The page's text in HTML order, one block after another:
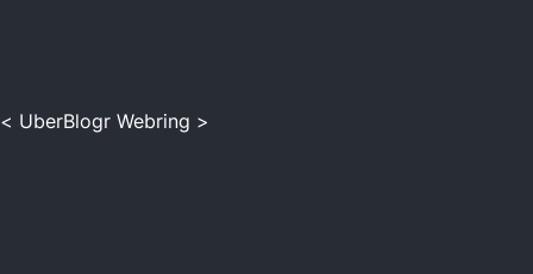
< UberBlogr Webring >